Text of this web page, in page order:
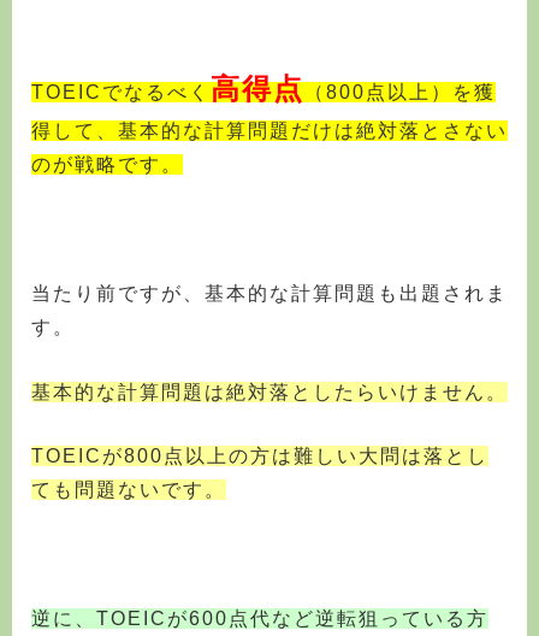
TOEICでなるべく 高得点 （800点以上）を獲
得して、基本的な計算問題だけは絶対落とさない
のが戦略です。
当たり前ですが、基本的な計算問題も出題されま
す。
基本的な計算問題は絶対落としたらいけません。
TOEICが800点以上の方は難しい大問は落とし
ても問題ないです。
逆に、TOEICが600点代など逆転狙っている方